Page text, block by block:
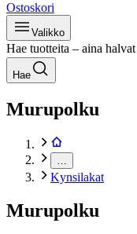
Ostoskori
Valikko
Hae tuotteita – aina
Hae
Murupolku
Kynsilakat
Murupolku